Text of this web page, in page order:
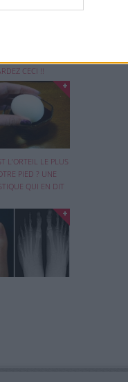
CECI !!
...
L’ORTEIL LE PLUS
PIED ? UNE
QUI EN DIT
pied, quel
le ...